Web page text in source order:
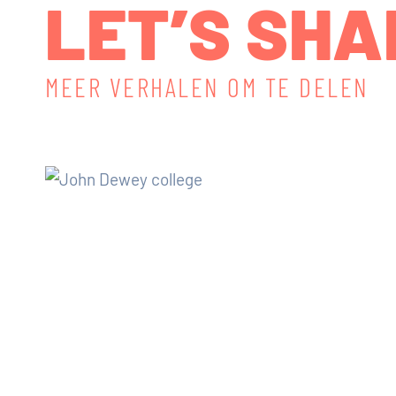
LET’S
MEER VERHALEN OM TE DELEN